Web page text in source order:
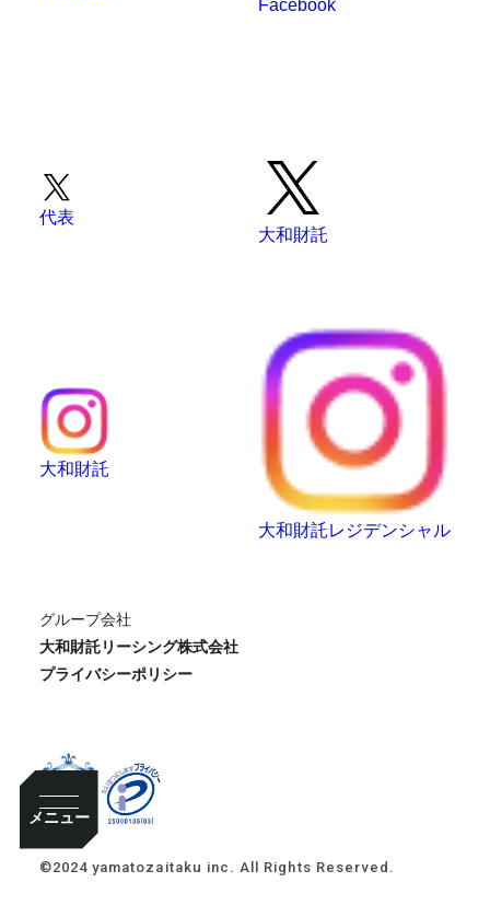
メニュー
代表
大和財託
大和財託
大和財託レジデンシャル
グループ会社
大和財託リーシング株式会社
プライバシーポリシー
©2024 yamatozaitaku inc. All Rights Reserved.